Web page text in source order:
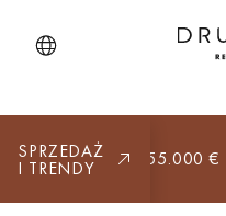
8.955.000 €
SPRZEDAŻ
I TRENDY